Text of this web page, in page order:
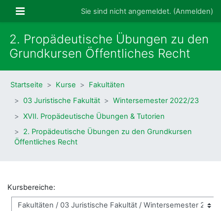
Website-ÜbersichtSie sind nicht angemeldet. (Anmelden)
2. Propädeutische Übungen zu den
Grundkursen Öffentliches Recht
Startseite Kurse
Fakultäten
03 Juristische Fakultät
Wintersemester 2022/23
XVII. Propädeutische Übungen & Tutorien
2. Propädeutische Übungen zu den Grundkursen
Öffentliches Recht
Kursbereiche: